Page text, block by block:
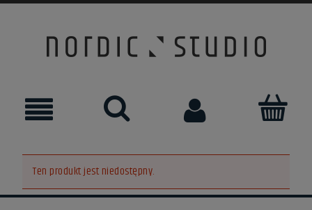
Ten produkt jest niedostępny.